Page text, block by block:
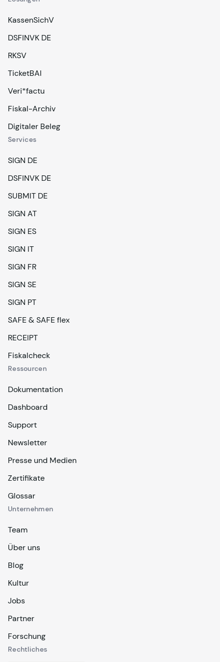
KassenSichV
DSFINVK DE
RKSV
TicketBAI
Veri*factu
Fiskal-Archiv
Digitaler Beleg
Services
SIGN DE
DSFINVK DE
SUBMIT DE
SIGN AT
SIGN ES
SIGN IT
SIGN FR
SIGN SE
SIGN PT
SAFE & SAFE flex
RECEIPT
Fiskalcheck
Ressourcen
Dokumentation
Dashboard
Support
Newsletter
Presse und Medien
Zertifikate
Glossar
Unternehmen
Team
Über uns
Blog
Kultur
Jobs
Partner
Forschung
Rechtliches